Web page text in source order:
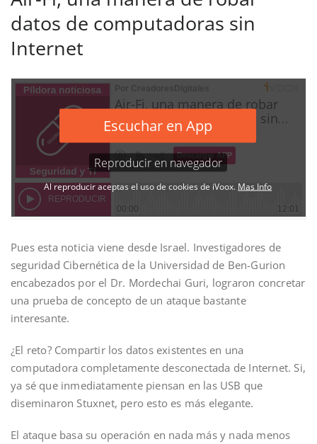
datos de computadoras sin
Internet
Pues esta noticia viene desde Israel. Investigadores de
seguridad Cibernética de la Universidad de Ben-Gurion
encabezados por el Dr. Mordechai Guri, lograron concretar
una prueba de concepto de un ataque bastante
interesante.
¿El reto? Compartir los datos existentes en una
computadora completamente desconectada de Internet. Si,
ya sé que inmediatamente piensan en las USB que
diseminaron Stuxnet, pero esto es más elegante.
El ataque basa su operación en nada más y nada menos